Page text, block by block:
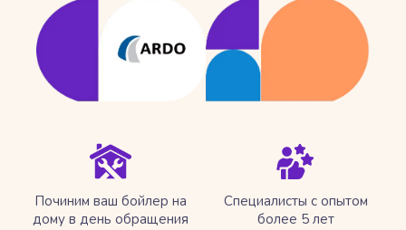
Починим ваш бойлер на
дому в день обращения
Специалисты с опытом
более 5 лет